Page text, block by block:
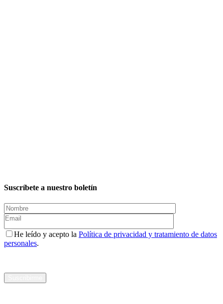
Suscríbete a nuestro boletín
He leído y acepto la Política de privacidad y tratamiento de datos
personales.